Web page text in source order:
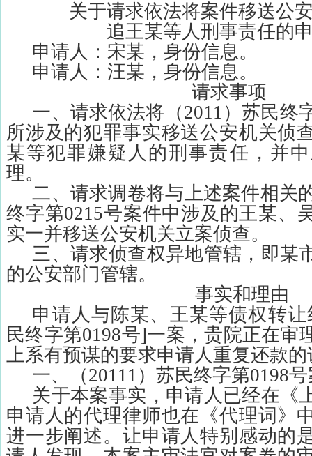
关于请求依法将案件移送公
追王某等人刑事责任的
申请人：宋某，身份信息。
申请人：汪某，身份信息。
请求事项
一、请求依法将（2011 ）苏民终
所涉及的犯罪事实移送公安机关侦
某等犯罪嫌疑人的刑事责任，并
理。
二、请求调卷将与上述案件相关
终字第0215号案件中涉及的王某、
实一并移送公安机关立案侦查。
三、请求侦查权异地管辖，即某
的公安部门管辖。
事实和理由
申请人与陈某、王某等债权转让
民终字第0198号]一案，贵院正在审
上系有预谋的要求申请人重复还款
一、（20111 ）苏民终字第0198
关于本案事实，申请人已经在《
申请人的代理律师也在《代理词》
进一步阐述。让申请人特别感动的